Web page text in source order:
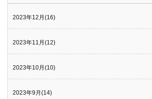
2023年12月(16)
2023年11月(12)
2023年10月(10)
2023年9月(14)